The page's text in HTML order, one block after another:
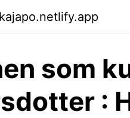
som
: